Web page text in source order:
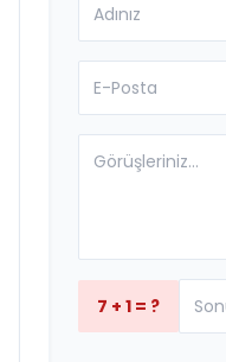
7 + 1 = ?